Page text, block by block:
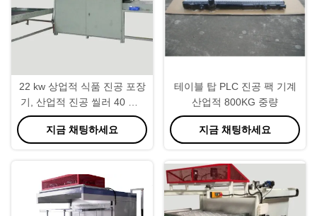
22 kw 상업적 식품 진공 포장
기, 산업적 진공 씰러 40 초 /
Pc 속도
지금 채팅하세요
테이블 탑 PLC 진공 팩 기계
산업적 800KG 중량
지금 채팅하세요